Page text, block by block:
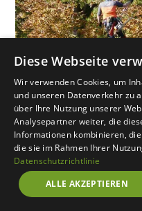
Unsere
Für
Diese Webseite
Wir verwenden Cookies, um
und unseren Datenverkehr zu
über Ihre Nutzung unserer
Analysepartner weiter, die
Informationen kombinieren,
die sie im Rahmen Ihrer
Datenschutzrichtlinie
ALLE AKZEPTIEREN